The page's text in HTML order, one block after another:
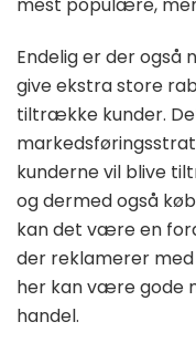
Endelig er der
give ekstra store
tiltrække kunder.
kunderne vil blive
og dermed også
kan det være en
der reklamerer
her kan være gode
handel.